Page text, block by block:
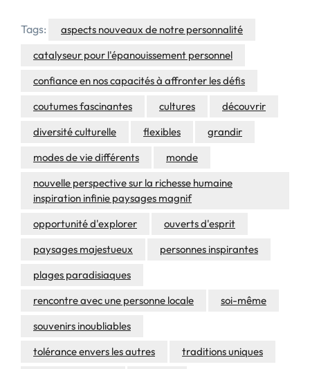
Tags:
aspects nouveaux de notre personnalité
catalyseur pour l'épanouissement personnel
confiance en nos capacités à affronter les défis
coutumes fascinantes
cultures
découvrir
diversité culturelle
flexibles
grandir
modes de vie différents
monde
nouvelle perspective sur la richesse humaine
inspiration infinie paysages magnif
opportunité d'explorer
ouverts d'esprit
paysages majestueux
personnes inspirantes
plages paradisiaques
rencontre avec une personne locale
soi-même
souvenirs inoubliables
tolérance envers les autres
traditions uniques